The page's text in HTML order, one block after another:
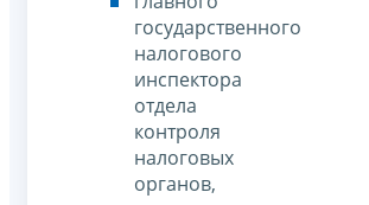
государственного
налогового
инспектора
отдела
контроля
налоговых
органов,